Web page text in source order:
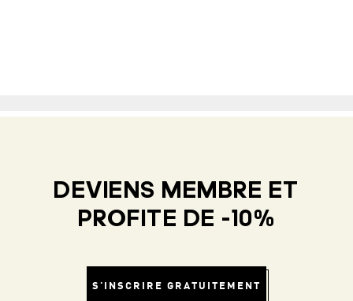
DEVIENS MEMBRE ET
PROFITE DE -10%
S'INSCRIRE GRATUITEMENT